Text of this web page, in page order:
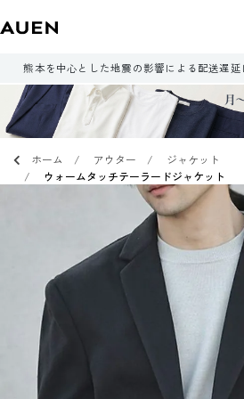
熊本を中心とした地震の影響による配送遅延
ホーム アウター
ジャケット
ウォームタッチテーラードジャケット